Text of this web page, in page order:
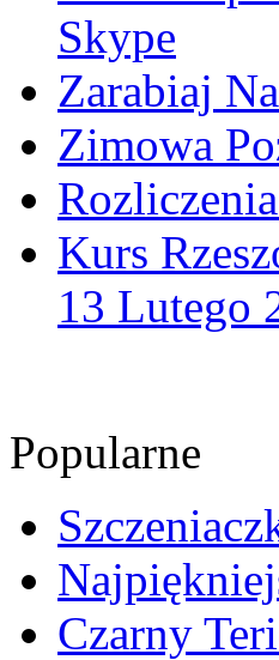
Skype
Zarabiaj
Zimowa
Kurs
13 Lutego
Popularne
Czarny